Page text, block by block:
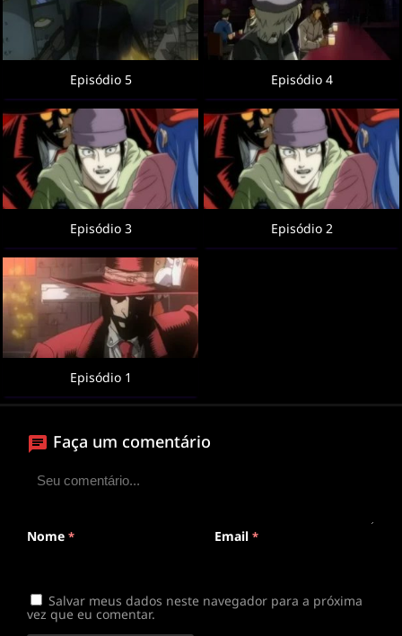
Episódio 5 Episódio 4
Episódio 3 Episódio 2
Episódio 1
Faça um comentário
Nome * Email *
Salvar meus dados neste navegador para a próxima
vez que eu comentar.